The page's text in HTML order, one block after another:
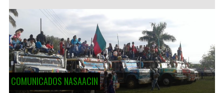
COMUNICADOS NASAACIN